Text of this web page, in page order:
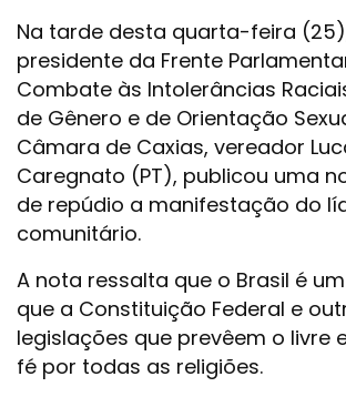
Na tarde desta quarta-feira
presidente da Frente
Combate às Intolerâncias
de Gênero e de Orientação
Câmara de Caxias, vereador
Caregnato (PT), publicou uma
de repúdio a manifestação do
comunitário.
A nota ressalta que o Brasil é
que a Constituição Federal e
legislações que prevêem o livre
fé por todas as religiões.